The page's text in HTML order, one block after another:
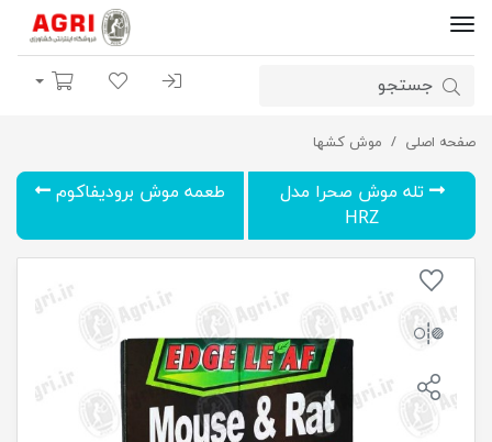
ورود | ثبت نام
لیست مورد علاقه
سبد خرید
صفحه اصلی موش کشهاتله موش کتابی
تله موش صحرا مدل
HRZ
طعمه موش برودیفاکوم